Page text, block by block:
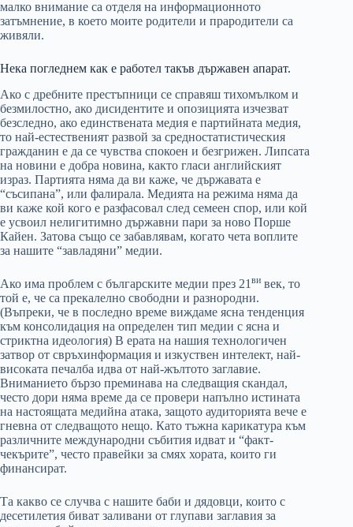
малко внимание са отделя на информационното
затъмнение, в което моите родители и прародители са
живяли.
Нека погледнем как е работел такъв държавен апарат.
Ако с дребните престъпници се справяш тихомълком и
безмилостно, ако дисидентите и опозицията изчезват
безследно, ако единствената медия е партийната медия,
то най-естественият развой за средностатистическия
гражданин е да се чувства спокоен и безгрижен. Липсата
на новини е добра новина, както гласи английският
израз. Партията няма да ви каже, че държавата е
“съсипана”, или фалирала. Медията на режима няма да
ви каже кой кого е разфасовал след семеен спор, или кой
е усвоил нелигитимно държавни пари за ново Порше
Кайен. Затова също се забавлявам, когато чета воплите
за нашите “завладяни” медии.
Ако има проблем с българските медии през 21 ви век, то
той е, че са прекалелно свободни и разнородни.
(Въпреки, че в последно време виждаме ясна тенденция
към консолидация на определен тип медии с ясна и
стриктна идеология) В ерата на нашия технологичен
затвор от свръхинформация и изкуствен интелект, най-
високата печалба идва от най-жълтото заглавие.
Вниманието бързо преминава на следващия скандал,
често дори няма време да се провери напълно истината
на настоящата медийна атака, защото аудиторията вече е
гневна от следващото нещо. Като тъжна карикатура към
различните международни събития идват и “факт-
чекърите”, често правейки за смях хората, които ги
финансират.
Та какво се случва с нашите баби и дядовци, които с
десетилетия биват заливани от глупави заглавия за